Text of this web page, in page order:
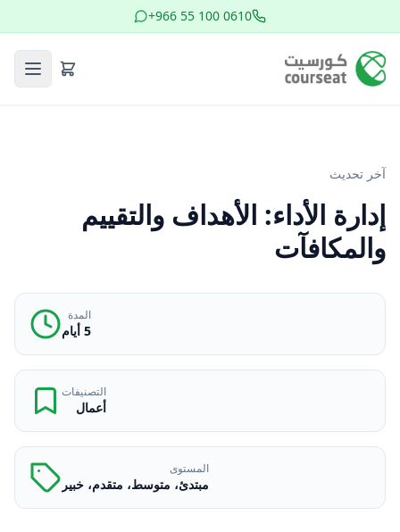
+966 55 100 0610
آخر تحديث
إدارة الأداء: الأهداف والتقييم
والمكافآت
المدة
5 أيام
التصنيفات
أعمال
المستوى
مبتدئ، متوسط، متقدم، خبير